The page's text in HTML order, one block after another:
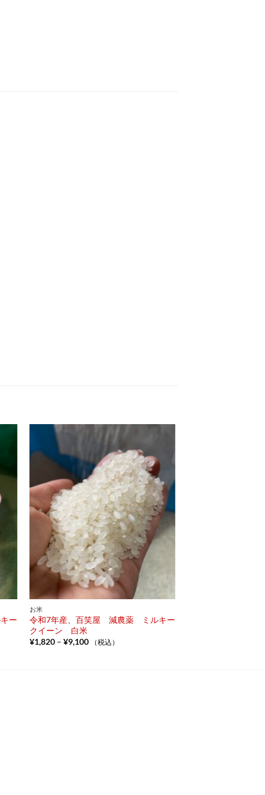
ー
お気
に入
りに
追加
お米
令和7年産、百笑屋 減農薬 ミルキー
クイーン 白米
¥1,820 – ¥9,100価
格
（税込）